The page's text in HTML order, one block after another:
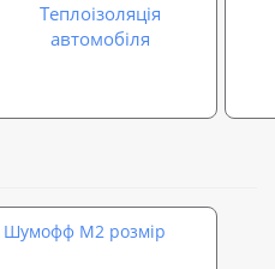
Теплоізоляція
автомобіля
Шумофф M2 розмір